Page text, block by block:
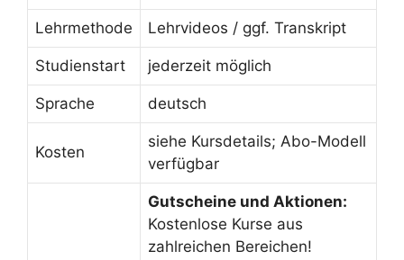
Lehrmethode Lehrvideos / ggf. Transkript
Studienstart jederzeit möglich
Sprache deutsch
Kosten
siehe Kursdetails; Abo-Modell
verfügbar
Gutscheine und Aktionen:
Kostenlose Kurse aus
zahlreichen Bereichen!